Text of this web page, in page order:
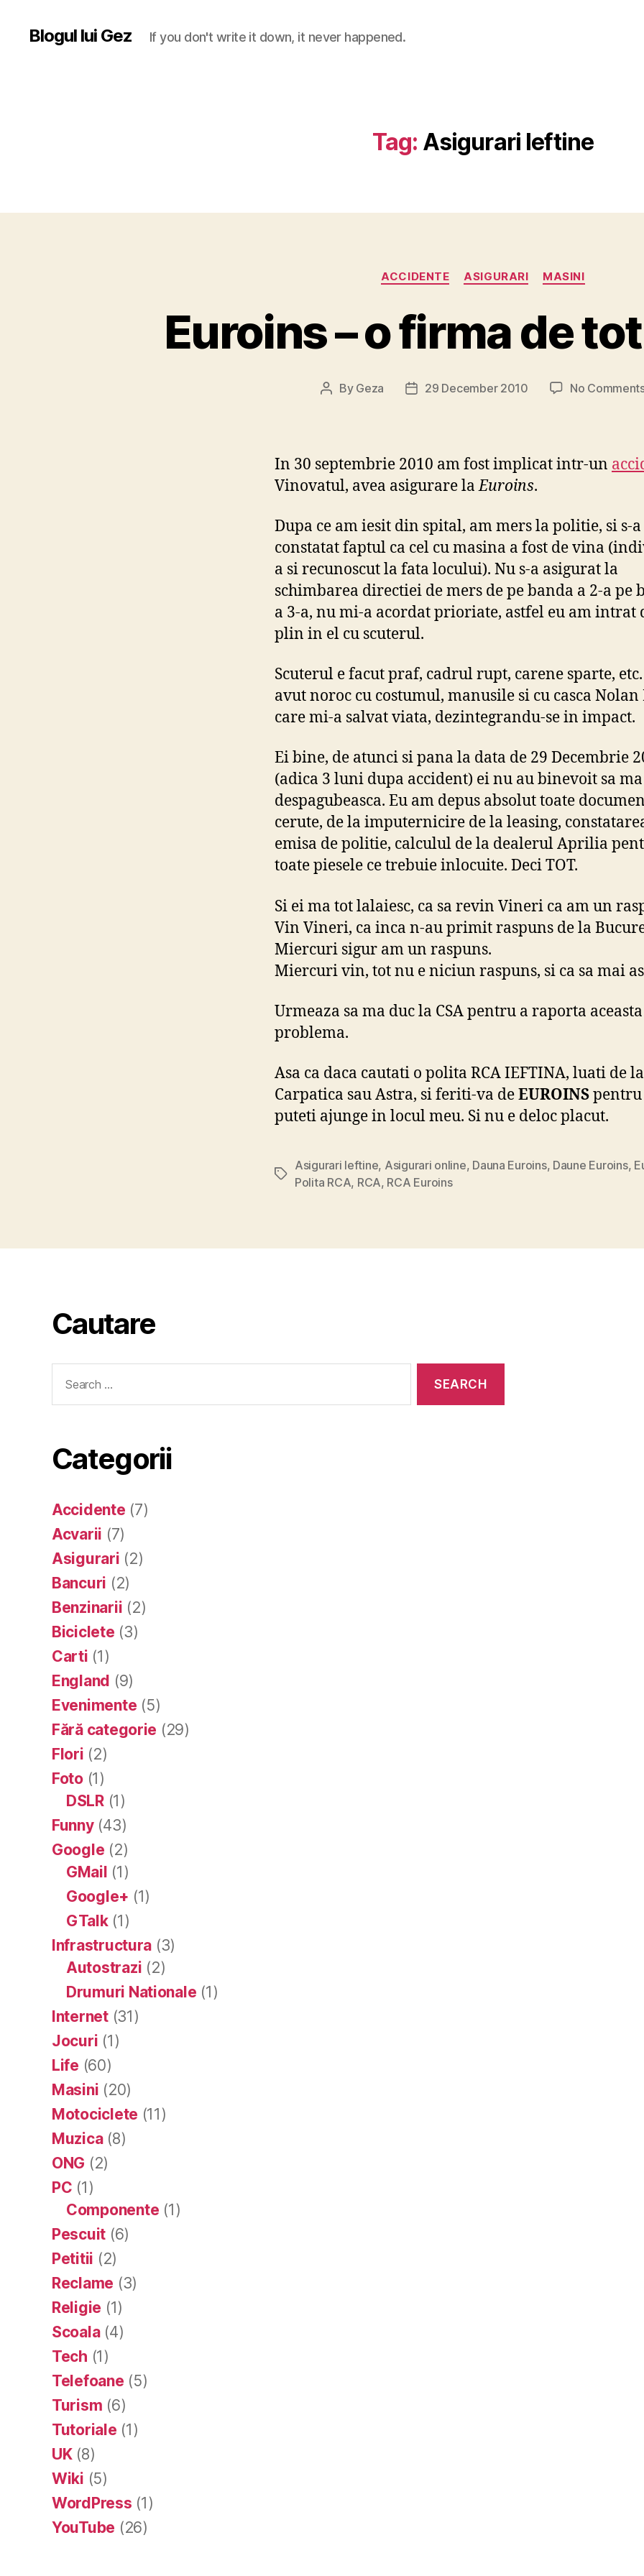
Blogul lui Gez If you don't write it down, it never happened.
Tag: Asigurari Ieftine
Categories
ACCIDENTE ASIGURARI MASINI
Euroins – o firma de
Post
By Geza
Post29 December 2010 No
In 30 septembrie 2010 am fost implicat intr-un
Vinovatul, avea asigurare laEuroins.
Dupa ce am iesit din spital, am mers la politie, si s-a
constatat faptul ca cel cu masina a fost de vina
a si recunoscut la fata locului). Nu s-a asigurat la
schimbarea directiei de mers de pe banda a 2-a pe
a 3-a, nu mi-a acordat prioriate, astfel eu am intrat
plin in el cu scuterul.
Scuterul e facut praf, cadrul rupt, carene sparte,
avut noroc cu costumul, manusile si cu casca Nolan
care mi-a salvat viata, dezintegrandu-se in impact.
Ei bine, de atunci si pana la data de 29 Decembrie
(adica 3 luni dupa accident) ei nu au binevoit sa ma
despagubeasca. Eu am depus absolut toate
cerute, de la imputernicire de la leasing,
emisa de politie, calculul de la dealerul Aprilia
toate piesele ce trebuie inlocuite. Deci TOT.
Si ei ma tot lalaiesc, ca sa revin Vineri ca am un
Vin Vineri, ca inca n-au primit raspuns de la
Miercuri sigur am un raspuns.
Miercuri vin, tot nu e niciun raspuns, si ca sa mai
Urmeaza sa ma duc la CSA pentru a raporta aceasta
problema.
Asa ca daca cautati o polita RCA IEFTINA, luati de la
Carpatica sau Astra, si feriti-va deEUROINSpentru
puteti ajunge in locul meu. Si nu e deloc placut.
Tags
Asigurari Ieftine, Asigurari online, Dauna Euroins, Daune Euroins,
Polita RCA, RCA, RCA Euroins
Cautare
for:
Categorii
Accidente (7)
Acvarii (7)
Asigurari (2)
Bancuri (2)
Benzinarii (2)
Biciclete (3)
Carti (1)
England (9)
Evenimente (5)
Fără categorie (29)
Flori (2)
Foto(1)
DSLR(1)
Funny(43)
Google (2)
GMail (1)
Google+ (1)
GTalk(1)
Infrastructura (3)
Autostrazi (2)
Drumuri Nationale (1)
Internet(31)
Jocuri (1)
Life (60)
Masini (20)
Motociclete (11)
Muzica(8)
ONG (2)
PC (1)
Componente (1)
Pescuit (6)
Petitii (2)
Reclame (3)
Religie (1)
Scoala(4)
Tech (1)
Telefoane (5)
Turism (6)
Tutoriale (1)
UK(8)
Wiki (5)
WordPress (1)
YouTube (26)